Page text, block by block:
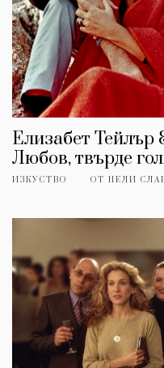
Елизабет Тейлър
Любов, твърде
ИЗКУСТВО ОТ НЕЛИ